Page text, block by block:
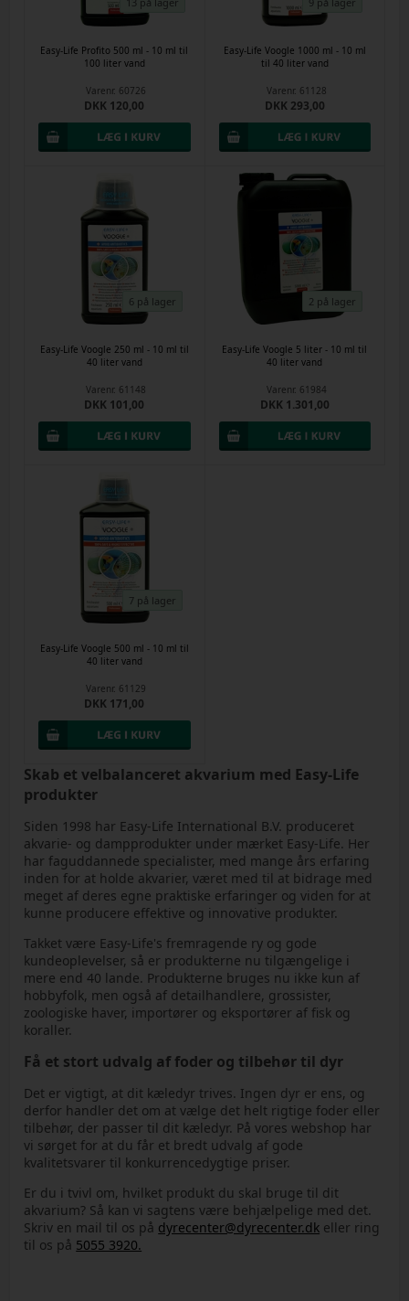
Easy-Life Profito 500 ml - 10 ml til
100 liter vand
Varenr. 60726
DKK 120,00
Easy-Life Voogle 1000 ml - 10 ml
til 40 liter vand
Varenr. 61128
DKK 293,00
6 på lager
Easy-Life Voogle 250 ml - 10 ml til
40 liter vand
Varenr. 61148
DKK 101,00
2 på lager
Easy-Life Voogle 5 liter - 10 ml til
40 liter vand
Varenr. 61984
DKK 1.301,00
7 på lager
Easy-Life Voogle 500 ml - 10 ml til
40 liter vand
Varenr. 61129
DKK 171,00
Skab et velbalanceret akvarium med Easy-Life
produkter
Siden 1998 har Easy-Life International B.V. produceret
akvarie- og dampprodukter under mærket Easy-Life. Her
har faguddannede specialister, med mange års erfaring
inden for at holde akvarier, været med til at bidrage med
meget af deres egne praktiske erfaringer og viden for at
kunne producere effektive og innovative produkter.
Takket være Easy-Life's fremragende ry og gode
kundeoplevelser, så er produkterne nu tilgængelige i
mere end 40 lande. Produkterne bruges nu ikke kun af
hobbyfolk, men også af detailhandlere, grossister,
zoologiske haver, importører og eksportører af fisk og
koraller.
Få et stort udvalg af foder og tilbehør til dyr
Det er vigtigt, at dit kæledyr trives. Ingen dyr er ens, og
derfor handler det om at vælge det helt rigtige foder eller
tilbehør, der passer til dit kæledyr. På vores webshop har
vi sørget for at du får et bredt udvalg af gode
kvalitetsvarer til konkurrencedygtige priser.
Er du i tvivl om, hvilket produkt du skal bruge til dit
akvarium? Så kan vi sagtens være behjælpelige med det.
Skriv en mail til os på dyrecenter@dyrecenter.dk eller ring
til os på 5055 3920.